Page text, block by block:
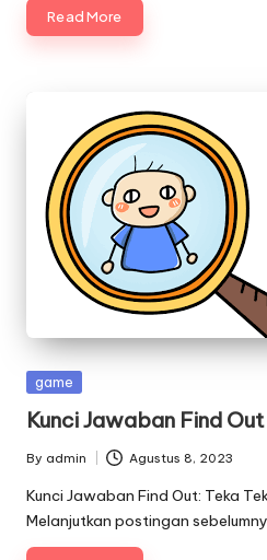
Read More
Posted
game
Kunci Jawaban Find
Posted
by
By admin Agustus 8, 2023
Kunci Jawaban Find Out: Teka
Melanjutkan postingan